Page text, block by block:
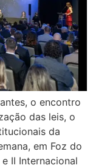
o encontro
das leis, o
da
em Foz do
II Internacional